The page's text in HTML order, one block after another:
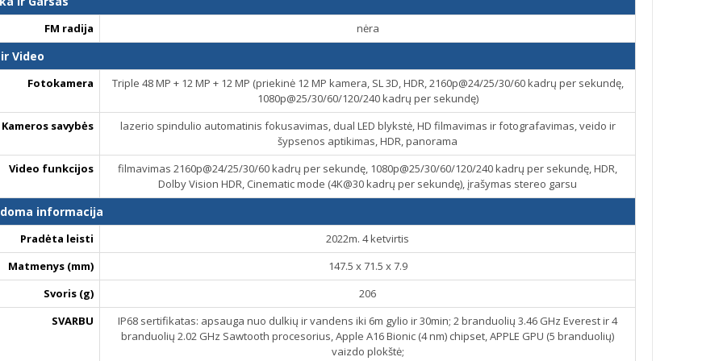
FM radija nėra
Video
Fotokamera
Triple 48 MP + 12 MP + 12 MP (priekinė 12 MP kamera, SL 3D, HDR, 2160p@24/25/30/60 kadrų per sekundę,
1080p@25/30/60/120/240 kadrų per sekundę)
Kameros savybės
lazerio spindulio automatinis fokusavimas, dual LED blykstė, HD filmavimas ir fotografavimas, veido ir
šypsenos aptikimas, HDR, panorama
Video funkcijos
filmavimas 2160p@24/25/30/60 kadrų per sekundę, 1080p@25/30/60/120/240 kadrų per sekundę, HDR,
Dolby Vision HDR, Cinematic mode (4K@30 kadrų per sekundę), įrašymas stereo garsu
informacija
Pradėta leisti
2022m. 4 ketvirtis
Matmenys (mm)
147.5 x 71.5 x 7.9
Svoris (g)
206
SVARBU
IP68 sertifikatas: apsauga nuo dulkių ir vandens iki 6m gylio ir 30min; 2 branduolių 3.46 GHz Everest ir 4
branduolių 2.02 GHz Sawtooth procesorius, Apple A16 Bionic (4 nm) chipset, APPLE GPU (5 branduolių)
vaizdo plokštė;